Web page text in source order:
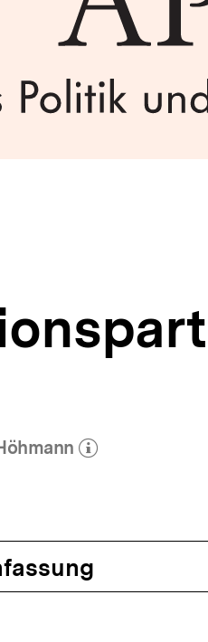
Autor)